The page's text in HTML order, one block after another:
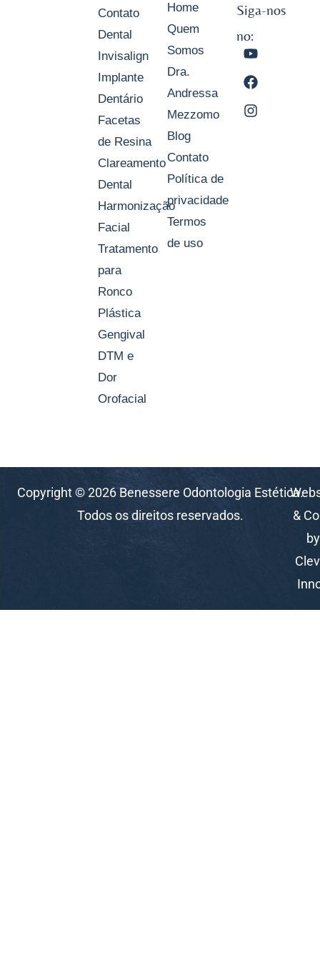
Contato
Dental
Invisalign
Implante
Dentário
Facetas
de Resina
Clareamento
Dental
Harmonização
Facial
Tratamento
para
Ronco
Plástica
Gengival
DTM e
Dor
Orofacial
Home
Quem
Somos
Dra.
Andressa
Mezzomo
Blog
Contato
Política de
privacidade
Termos
de uso
Siga-nos
no:
Copyright © 2026 Benessere Odontologia Estética.
Todos os direitos reservados.
&
by